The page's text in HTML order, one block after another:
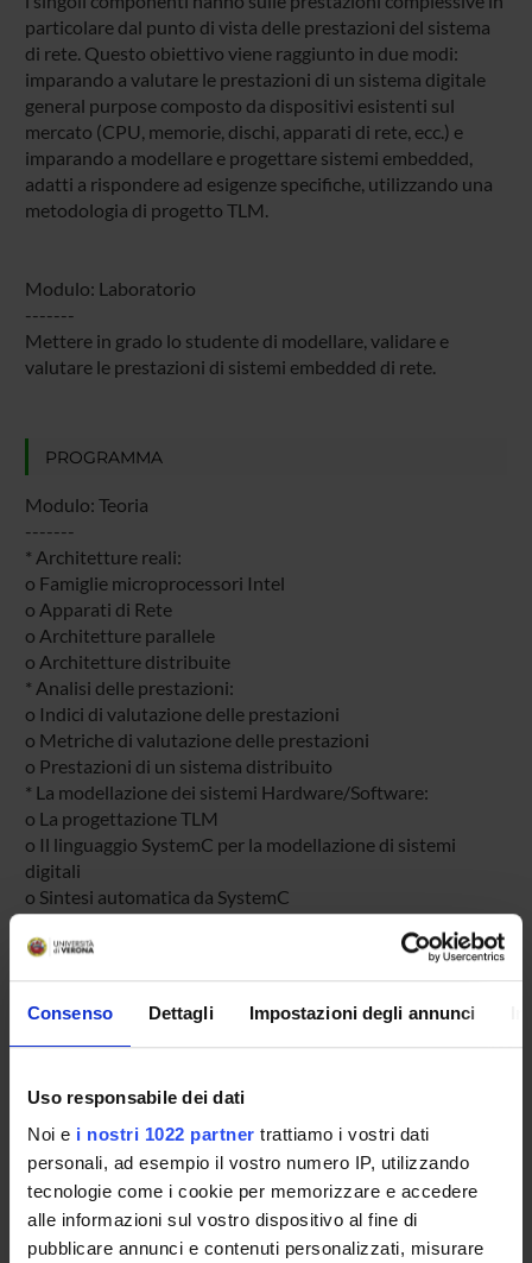
Consenso Dettagli Impostazioni degli annunci
Uso responsabile dei dati
Noi e i nostri 1022 partner trattiamo i vostri dati
personali, ad esempio il vostro numero IP, utilizzando
tecnologie come i cookie per memorizzare e accedere
alle informazioni sul vostro dispositivo al fine di
pubblicare annunci e contenuti personalizzati, misurare
particolare dal punto di vista delle prestazioni del sistema
di rete. Questo obiettivo viene raggiunto in due modi:
imparando a valutare le prestazioni di un sistema digitale
general purpose composto da dispositivi esistenti sul
mercato (CPU, memorie, dischi, apparati di rete, ecc.) e
imparando a modellare e progettare sistemi embedded,
adatti a rispondere ad esigenze specifiche, utilizzando una
metodologia di progetto TLM.
Modulo: Laboratorio
-------
Mettere in grado lo studente di modellare, validare e
valutare le prestazioni di sistemi embedded di rete.
PROGRAMMA
Modulo: Teoria
-------
* Architetture reali:
o Famiglie microprocessori Intel
o Apparati di Rete
o Architetture parallele
o Architetture distribuite
* Analisi delle prestazioni:
o Indici di valutazione delle prestazioni
o Metriche di valutazione delle prestazioni
o Prestazioni di un sistema distribuito
* La modellazione dei sistemi Hardware/Software:
o La progettazione TLM
o Il linguaggio SystemC per la modellazione di sistemi
digitali
o Sintesi automatica da SystemC
o La modellazione di una rete con NS2
o La modellazione dei sistemi real-time
* Valutazione delle prestazioni dei sistemi digitali:
o Prestazioni di una rete
o Prestazioni di un sistema hardware/software
* Esperienze industriali:
o La piattaforma embedded Angel
Modulo: Laboratorio
-------